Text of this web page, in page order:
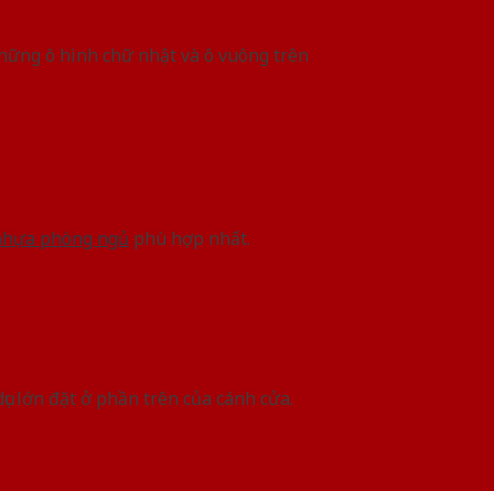
ô hình chữ nhật và ô vuông trên
phòng ngủ phù hợp nhất.
lớn đặt ở phần trên của cánh cửa.